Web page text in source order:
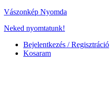
Vászonkép Nyomda
Neked nyomtatunk!
Bejelentkezés / Regisztráció
Kosaram